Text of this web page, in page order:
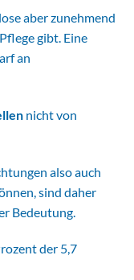
aber zunehmend
gibt. Eine
an
nicht von
also auch
sind daher
Bedeutung.
der 5,7